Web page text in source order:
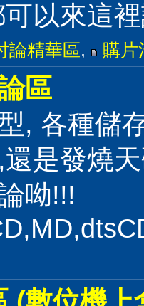
以來這
論精華區, 購片
區
, 各種儲
是發燒
呦!!!